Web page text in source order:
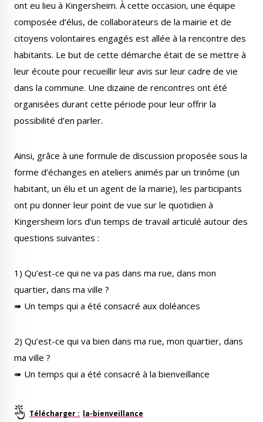
Publications
municipales
Enquêtes publiques
Conseil Municipal Transition écologique
Qualité de l'air Economie locale
ont eu lieu à Kingersheim. À cette occasion, une équipe
composée d’élus, de collaborateurs de la mairie et de
citoyens volontaires engagés est allée à la rencontre des
habitants. Le but de cette démarche était de se mettre à
leur écoute pour recueillir leur avis sur leur cadre de vie
dans la commune. Une dizaine de rencontres ont été
organisées durant cette période pour leur offrir la
possibilité d’en parler.
Ainsi, grâce à une formule de discussion proposée sous la
forme d’échanges en ateliers animés par un trinôme (un
habitant, un élu et un agent de la mairie), les participants
ont pu donner leur point de vue sur le quotidien à
Kingersheim lors d’un temps de travail articulé autour des
questions suivantes :
1) Qu’est-ce qui ne va pas dans ma rue, dans mon
quartier, dans ma ville ?
➠ Un temps qui a été consacré aux doléances
2) Qu’est-ce qui va bien dans ma rue, mon quartier, dans
ma ville ?
➠ Un temps qui a été consacré à la bienveillance
la-bienveillance